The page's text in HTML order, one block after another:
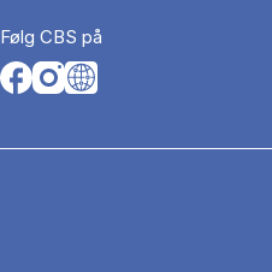
Følg CBS på
Opens in a new tab
Opens in a new tab
Opens in a new tab